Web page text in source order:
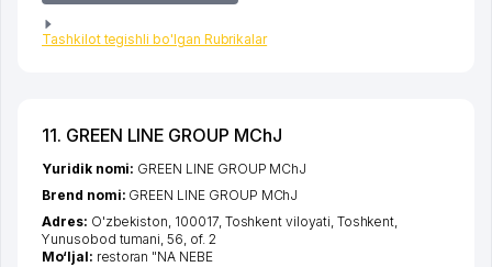
Tashkilot tegishli bo'lgan Rubrikalar
11. GREEN LINE GROUP MChJ
Yuridik nomi: GREEN LINE GROUP MChJ
Brend nomi: GREEN LINE GROUP MChJ
Adres: O'zbekiston, 100017, Toshkent viloyati, Toshkent,
Yunusobod tumani, 56, of. 2
Mo‘ljal: restoran "NA NEBE